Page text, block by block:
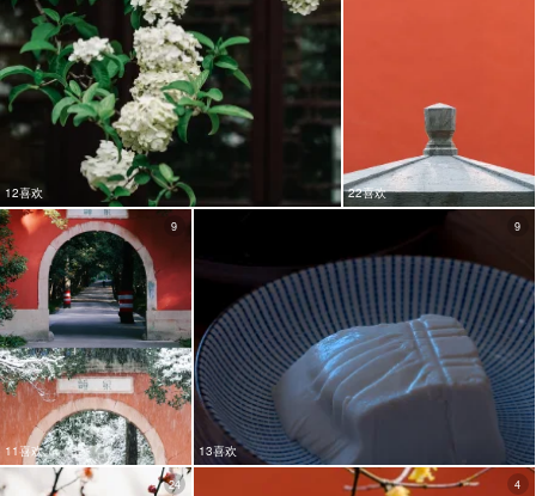
12喜欢 22喜欢
11喜欢
9
13喜欢
9
24 4